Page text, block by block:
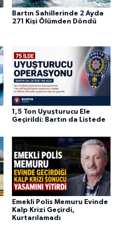
Bartın Sahillerinde 2 Ayda
271 Kişi Ölümden Döndü
1,5 Ton Uyuşturucu Ele
Geçirildi: Bartın da Listede
Emekli Polis Memuru Evinde
Kalp Krizi Geçirdi,
Kurtarılamadı